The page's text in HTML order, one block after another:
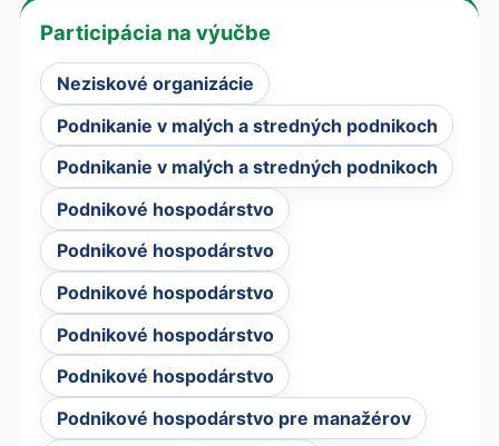
Participácia na výučbe
Neziskové organizácie
Podnikanie v malých a stredných podnikoch
Podnikanie v malých a stredných podnikoch
Podnikové hospodárstvo
Podnikové hospodárstvo
Podnikové hospodárstvo
Podnikové hospodárstvo
Podnikové hospodárstvo
Podnikové hospodárstvo pre manažérov